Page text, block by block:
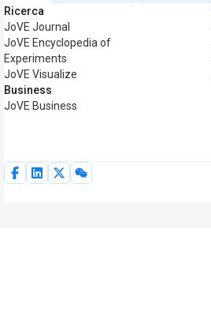
Ricerca
JoVE Journal
JoVE Encyclopedia of
Experiments
JoVE Visualize
Business
JoVE Business